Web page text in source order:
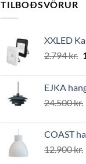
TILBOÐSVÖRUR
XXLED
2.794kr.
EJKA
24.500kr.
COAST
12.900kr.